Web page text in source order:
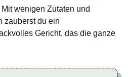
wenigen Zutaten und
zauberst du ein
Gericht, das die ganze